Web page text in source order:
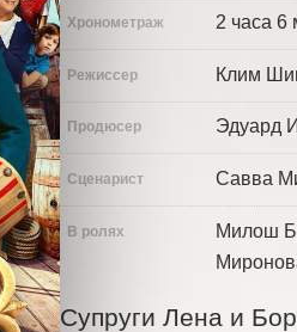
Хронометраж 2 часа 6
Режиссер Клим
Продюсер Эдуард
Сценарист Савва
В ролях
Милош
Супруги Лена и